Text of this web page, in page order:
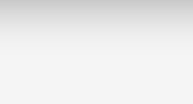
jaamme sosiaalisen median,